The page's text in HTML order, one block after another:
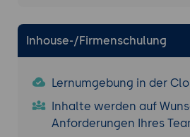
Präsentation:
Ergebnisse durch die
Tools:Suricata, Texteditor
Konfigurationsdateien.
Ergebnisse und
Inhouse-/Firmenschulung
Lernumgebung in der
Inhalte werden auf
Anforderungen Ihres